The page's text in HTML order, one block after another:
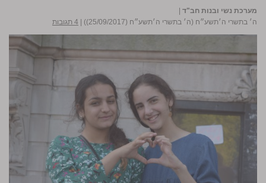
מערכת נשי ובנות חב"ד
ה׳ בתשרי ה׳תשע״ח (ה׳ בתשרי ה׳תשע״ח (25/09/2017))
4 תגובות